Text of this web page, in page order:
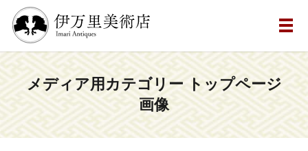
メ
メディア用カテゴリー トップページ
画像